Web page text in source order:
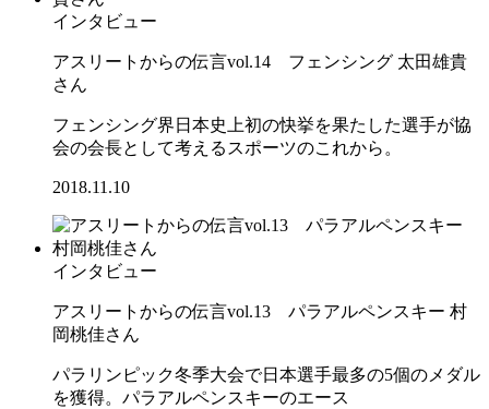
インタビュー
アスリートからの伝言vol.14 フェンシング 太田雄貴
さん
フェンシング界日本史上初の快挙を果たした選手が協
会の会長として考えるスポーツのこれから。
2018.11.10
インタビュー
アスリートからの伝言vol.13 パラアルペンスキー 村
岡桃佳さん
パラリンピック冬季大会で日本選手最多の5個のメダル
を獲得。パラアルペンスキーのエース